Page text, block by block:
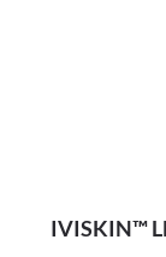
IVISKIN™